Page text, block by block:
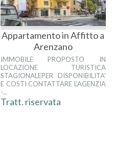
Appartamento in Affitto a
Arenzano
IMMOBILE PROPOSTO IN
LOCAZIONE TURISTICA
STAGIONALEPER DISPONIBILITA'
E COSTI CONTATTARE L'AGENZIA
-...
Tratt. riservata